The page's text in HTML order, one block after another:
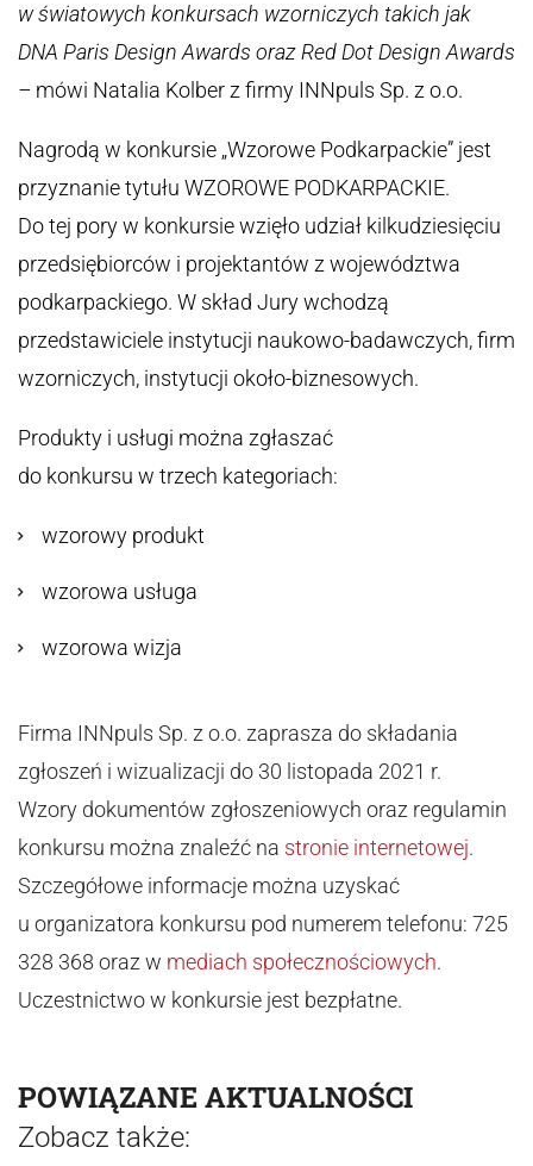
w światowych konkursach wzorniczych takich jak
DNA Paris Design Awards oraz Red Dot Design Awards
– mówi Natalia Kolber z firmy INNpuls Sp. z o.o.
Nagrodą w konkursie „Wzorowe Podkarpackie” jest
przyznanie tytułu WZOROWE PODKARPACKIE.
Do tej pory w konkursie wzięło udział kilkudziesięciu
przedsiębiorców i projektantów z województwa
podkarpackiego. W skład Jury wchodzą
przedstawiciele instytucji naukowo-badawczych, firm
wzorniczych, instytucji około-biznesowych.
Produkty i usługi można zgłaszać
do konkursu w trzech kategoriach:
wzorowy produkt
wzorowa usługa
wzorowa wizja
Firma INNpuls Sp. z o.o. zaprasza do składania
zgłoszeń i wizualizacji do 30 listopada 2021 r.
Wzory dokumentów zgłoszeniowych oraz regulamin
konkursu można znaleźć na stronie internetowej.
Szczegółowe informacje można uzyskać
u organizatora konkursu pod numerem telefonu: 725
328 368 oraz w mediach społecznościowych.
Uczestnictwo w konkursie jest bezpłatne.
POWIĄZANE AKTUALNOŚCI
Zobacz także: